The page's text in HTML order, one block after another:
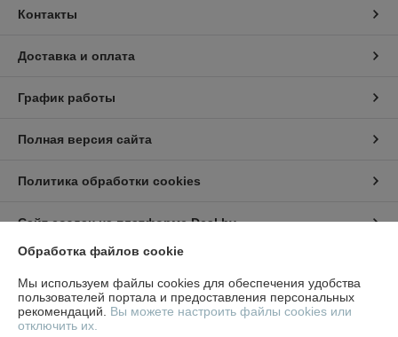
Контакты
Доставка и оплата
График работы
Полная версия сайта
Политика обработки cookies
Сайт создан на платформе Deal.by
Информация для покупателя
Юридическое лицо: ООО "СтилТехГрупп"
220069, г. Минск, ул. Щорса 3-я, дом 9,офис 305
Обработка файлов cookie
Мы используем файлы cookies для обеспечения удобства
пользователей портала и предоставления персональных
рекомендаций. Вы можете настроить файлы cookies или
отключить их.